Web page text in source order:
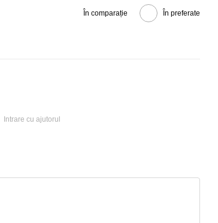
În comparație În preferate
Intrare cu ajutorul